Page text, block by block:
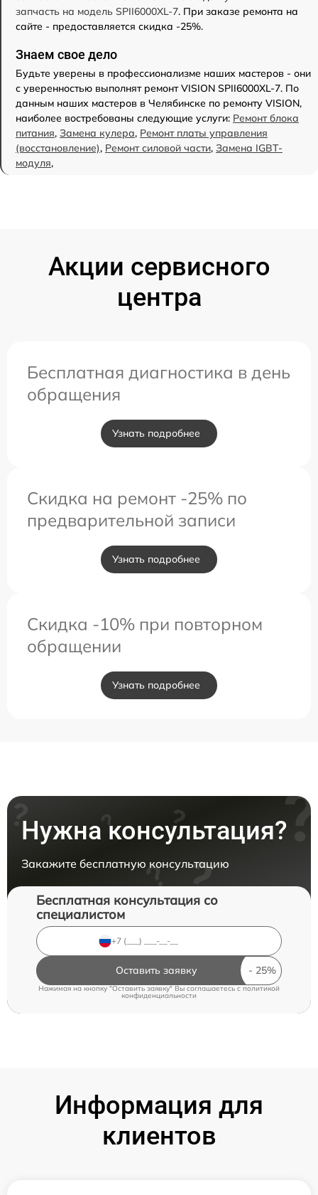
запчасть на модель SPII6000XL-7. При заказе ремонта на
сайте - предоставляется скидка -25%.
Знаем свое дело
Будьте уверены в профессионализме наших мастеров - они
с уверенностью выполнят ремонт VISION SPII6000XL-7. По
данным наших мастеров в Челябинске по ремонту VISION,
наиболее востребованы следующие услуги: Ремонт блока
питания, Замена кулера, Ремонт платы управления
(восстановление), Ремонт силовой части, Замена IGBT-
модуля,
Акции сервисного
центра
Бесплатная диагностика в день
обращения
Узнать подробнее
Скидка на ремонт -25% по
предварительной записи
Узнать подробнее
Скидка -10% при повторном
обращении
Узнать подробнее
Нужна консультация?
Закажите бесплатную консультацию
Бесплатная консультация со
специалистом
Оставить заявку
Нажимая на кнопку "Оставить заявку" Вы соглашаетесь cполитикой
конфиденциальности
Информация для
клиентов